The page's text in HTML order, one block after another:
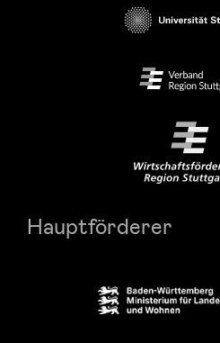
Hauptförderer